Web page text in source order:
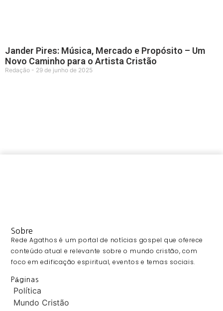
Jander Pires: Música, Mercado e Propósito – Um
Novo Caminho para o Artista Cristão
Redação 29 de junho de 2025
Sobre
Rede Agathos é um portal de notícias gospel que oferece
conteúdo atual e relevante sobre o mundo cristão, com
foco em edificação espiritual, eventos e temas sociais.
Páginas
Política
Mundo Cristão